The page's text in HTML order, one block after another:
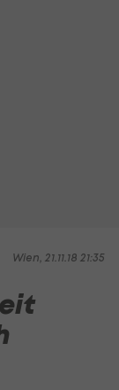
Wien, 21.11.18 21:35